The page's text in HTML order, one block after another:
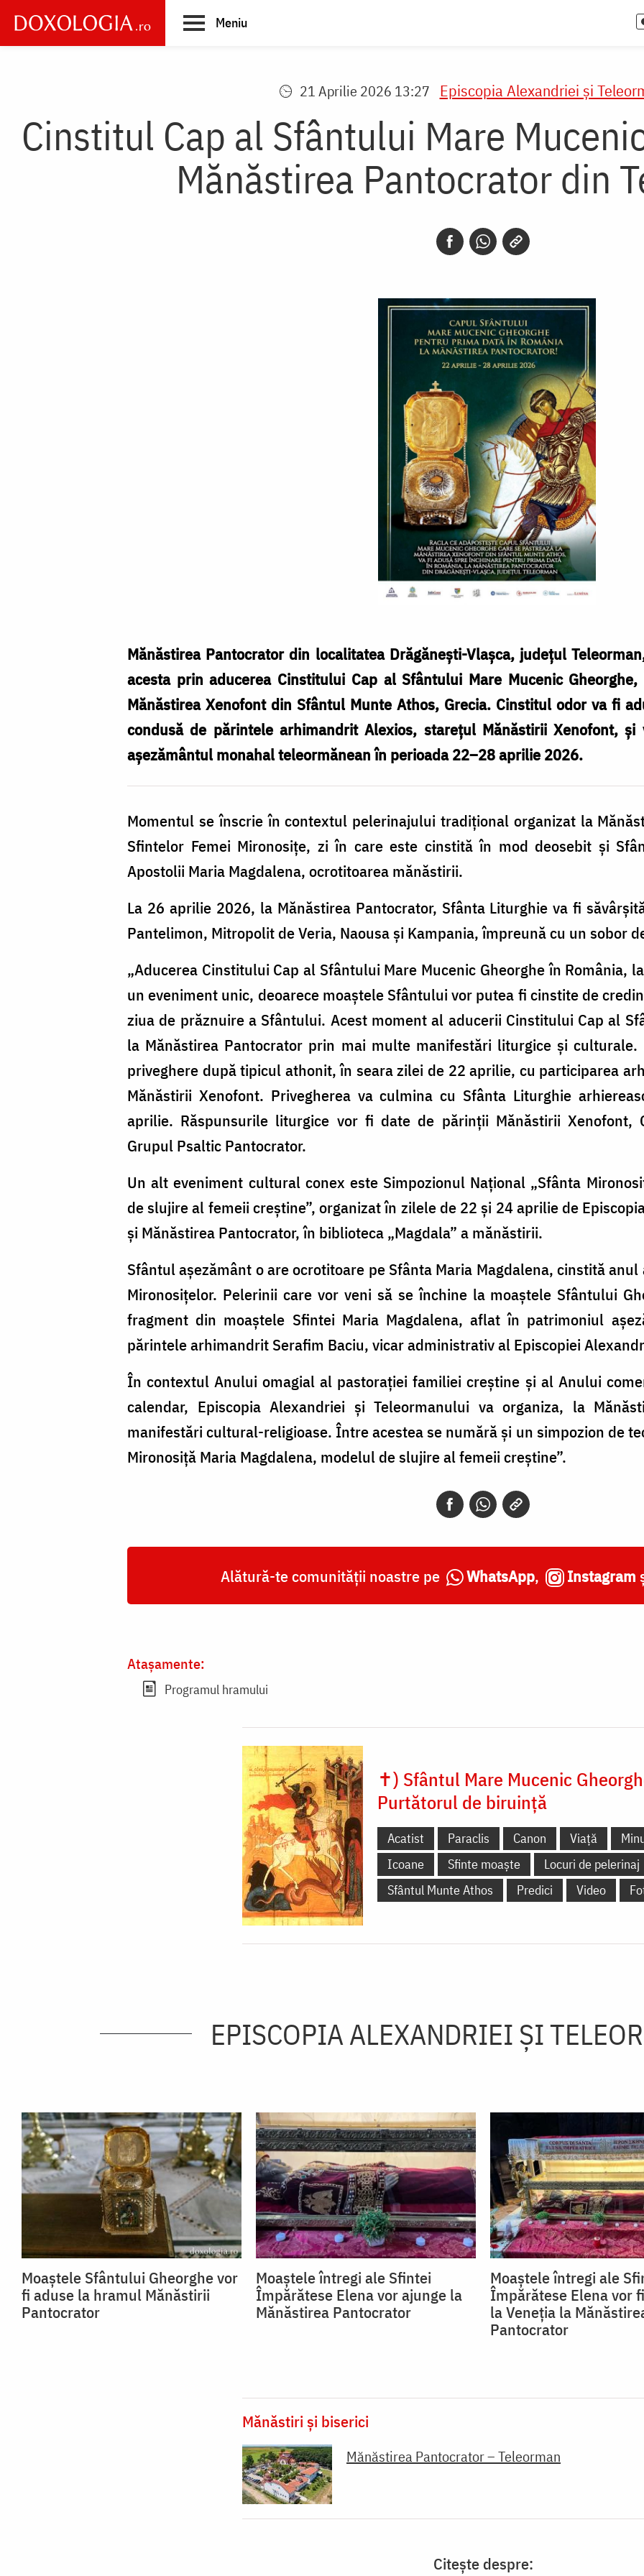
main
Meniu
21 Aprilie 2026 13:27 Episcopia Alexandriei şi
Cinstitul Cap al Sfântului Mare
Mănăstirea Pantocrator din
Mănăstirea Pantocrator din localitatea Drăgănești-Vlașca, județul
acesta prin aducerea Cinstitului Cap al Sfântului Mare Mucenic
Mănăstirea Xenofont din Sfântul Munte Athos, Grecia. Cinstitul odor va fi
condusă de părintele arhimandrit Alexios, starețul Mănăstirii Xenofont,
așezământul monahal teleormănean în perioada 22–28 aprilie 2026.
Momentul se înscrie în contextul pelerinajului tradițional organizat la
Sfintelor Femei Mironosițe, zi în care este cinstită în mod deosebit și
Apostolii Maria Magdalena, ocrotitoarea mănăstirii.
La 26 aprilie 2026, la Mănăstirea Pantocrator, Sfânta Liturghie va fi
Pantelimon, Mitropolit de Veria, Naousa și Kampania, împreună cu un sobor
„Aducerea Cinstitului Cap al Sfântului Mare Mucenic Gheorghe în România,
un eveniment unic, deoarece moaștele Sfântului vor putea fi cinstite de
ziua de prăznuire a Sfântului. Acest moment al aducerii Cinstitului Cap al
la Mănăstirea Pantocrator prin mai multe manifestări liturgice și
priveghere după tipicul athonit, în seara zilei de 22 aprilie, cu participarea
Mănăstirii Xenofont. Privegherea va culmina cu Sfânta Liturghie
aprilie. Răspunsurile liturgice vor fi date de părinții Mănăstirii Xenofont,
Grupul Psaltic Pantocrator.
Un alt eveniment cultural conex este Simpozionul Național „Sfânta
de slujire al femeii creștine”, organizat în zilele de 22 și 24 aprilie de
și Mănăstirea Pantocrator, în biblioteca „Magdala” a mănăstirii.
Sfântul așezământ o are ocrotitoare pe Sfânta Maria Magdalena, cinstită
Mironosițelor. Pelerinii care vor veni să se închine la moaștele Sfântului
fragment din moaștele Sfintei Maria Magdalena, aflat în patrimoniul
părintele arhimandrit Serafim Baciu, vicar administrativ al Episcopiei
În contextul Anului omagial al pastorației familiei creștine și al Anului
calendar, Episcopia Alexandriei și Teleormanului va organiza, la
manifestări cultural-religioase. Între acestea se numără și un simpozion de
Mironosiță Maria Magdalena, modelul de slujire al femeii creștine”.
Alătură-te comunității noastre pe WhatsApp, Instagram
Atașamente:
Programul hramului
✝) Sfântul Mare Mucenic
Purtătorul de biruință
Acatist Paraclis Canon Viață
Icoane
Sfinte moaște
Locuri de pelerinaj
Sfântul Munte Athos
Predici Video
EPISCOPIA ALEXANDRIEI ŞI
Moaștele Sfântului Gheorghe vor
fi aduse la hramul Mănăstirii
Pantocrator
Moaștele întregi ale Sfintei
Împărătese Elena vor ajunge la
Mănăstirea Pantocrator
Moaștele întregi ale
Împărătese Elena vor
la Veneția la
Pantocrator
Mănăstiri și biserici
Mănăstirea Pantocrator – Teleorman
Citește despre: